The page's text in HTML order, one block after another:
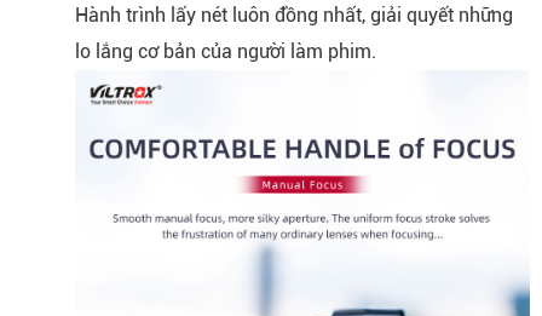
Hành trình lấy nét luôn đồng nhất, giải quyết những
lo lắng cơ bản của người làm phim.